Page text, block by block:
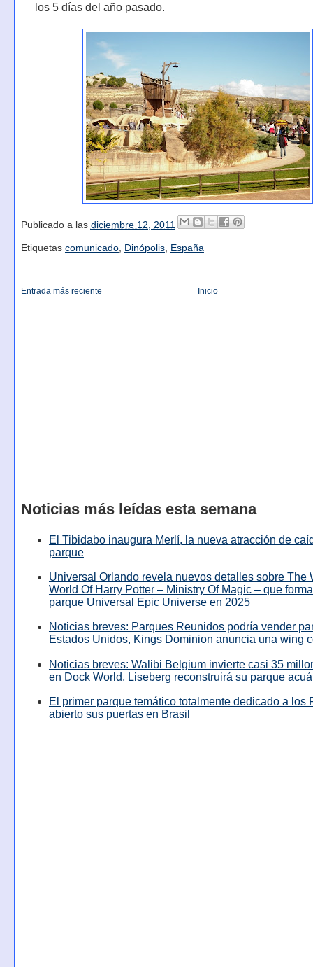
los 5 días del año pasado.
Publicado a las diciembre 12, 2011
Etiquetas comunicado, Dinópolis, España
Entrada más reciente Inicio
Noticias más leídas esta semana
El Tibidabo inaugura Merlí, la nueva atracción de
parque
Universal Orlando revela nuevos detalles sobre The
World Of Harry Potter – Ministry Of Magic – que
parque Universal Epic Universe en 2025
Noticias breves: Parques Reunidos podría vender
Estados Unidos, Kings Dominion anuncia una wing
Noticias breves: Walibi Belgium invierte casi 35
en Dock World, Liseberg reconstruirá su parque
El primer parque temático totalmente dedicado a los
abierto sus puertas en Brasil